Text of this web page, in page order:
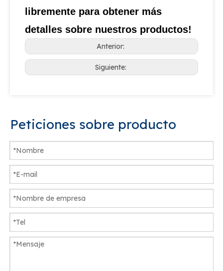
libremente para obtener más
detalles sobre nuestros productos!
Anterior:
Siguiente:
Peticiones sobre producto